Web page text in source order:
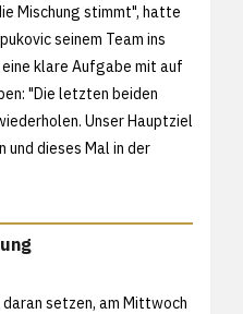
Mischung stimmt", hatte
seinem Team ins
klare Aufgabe mit auf
"Die letzten beiden
Unser Hauptziel
und dieses Mal in der
setzen, am Mittwoch